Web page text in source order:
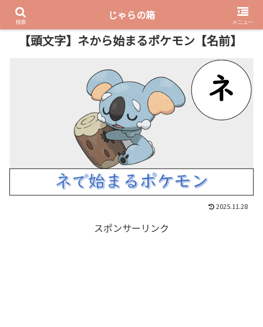
PR
【頭文字】ネから始まるポケモン【名前】
2025.11.28
スポンサーリンク
検索
じゃらの箱
メニュー